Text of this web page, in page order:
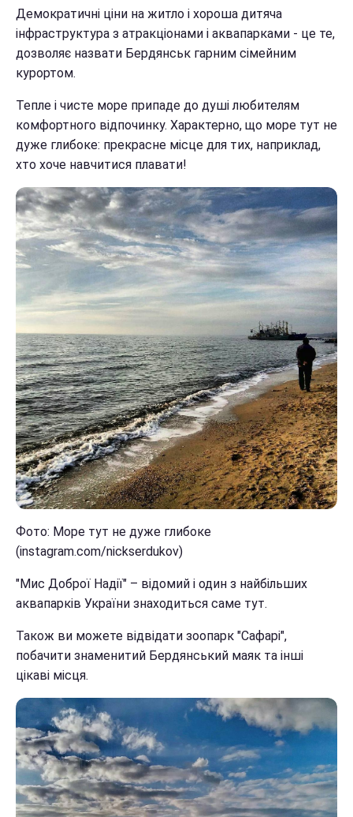
Демократичні ціни на житло і хороша дитяча
інфраструктура з атракціонами і аквапарками - це те,
дозволяє назвати Бердянськ гарним сімейним
курортом.
Тепле і чисте море припаде до душі любителям
комфортного відпочинку. Характерно, що море тут не
дуже глибоке: прекрасне місце для тих, наприклад,
хто хоче навчитися плавати!
Фото: Море тут не дуже глибоке
(instagram.com/nickserdukov)
"Мис Доброї Надії" – відомий і один з найбільших
аквапарків України знаходиться саме тут.
Також ви можете відвідати зоопарк "Сафарі",
побачити знаменитий Бердянський маяк та інші
цікаві місця.